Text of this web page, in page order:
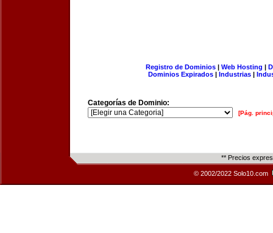
Registro de Dominios| Web Hosting |
Dominios Expirados | Industrias |
Categorías de Dominio:
[Pág.
** Precios
© 2002/2022 Solo10.com